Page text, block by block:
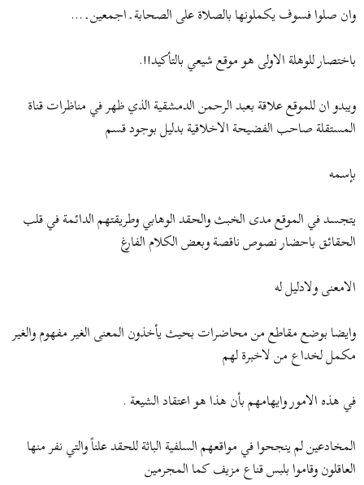
وان صلوا فسوف يكملونها بالصلاة على الصحابة ـ اجمعين ـ ...
باختصار للوهلة الاولى هو موقع شيعي بالتأكيد!!.
ويبدو ان للموقع علاقة بعبد الرحمن الدمشقية الذي ظهر في مناظرات قناة
المستقلة صاحب الفضيحة الاخلاقية بدليل بوجود قسم
بإسمه
يتجسد في الموقع مدى الخبث والحقد الوهابي وطريقتهم الدائمة في قلب
الحقائق باحضار نصوص ناقصة وبعض الكلام الفارغ
الامعنى ولادليل له
وايضا بوضع مقاطع من محاضرات بحيث يأخذون المعنى الغير مفهوم والغير
مكمل لخداع من لاخبرة لهم
في هذه الامور وايهامهم بأن هذا هو اعتقاد الشيعة .
المخادعين لم ينجحوا في مواقعهم السلفية الباثة للحقد علناً والتي نفر منها
العاقلون وقاموا بلبس قناع مزيف كما المجرمين